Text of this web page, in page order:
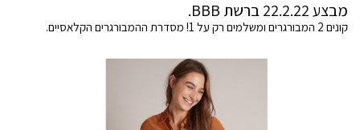
מבצע 22.2.22 ברשת BBB.
קונים 2 המבורגרים ומשלמים רק על 1! מסדרת ההמבורגרים הקלאסיים.